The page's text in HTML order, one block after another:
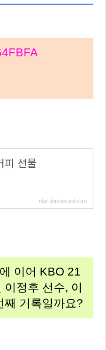
피 선물
nfan.shinhancard.com
이어 KBO 21
정후 선수, 이
째 기록일까요?